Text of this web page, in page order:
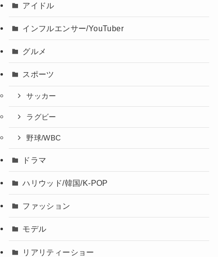
アイドル
インフルエンサー/YouTuber
グルメ
スポーツ
サッカー
ラグビー
野球/WBC
ドラマ
ハリウッド/韓国/K-POP
ファッション
モデル
リアリティーショー